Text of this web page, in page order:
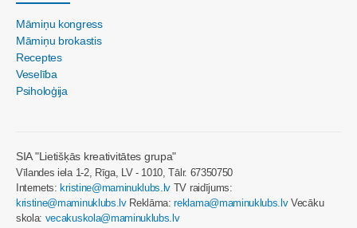
Māmiņu kongress
Māmiņu brokastis
Receptes
Veselība
Psiholoģija
SIA "Lietišķās kreativitātes grupa"
Vīlandes iela 1-2, Rīga, LV - 1010, Tālr. 67350750
Internets:kristine@maminuklubs.lv TV raidījums:
kristine@maminuklubs.lvReklāma:reklama@maminuklubs.lvVecāku
skola: vecakuskola@maminuklubs.lv